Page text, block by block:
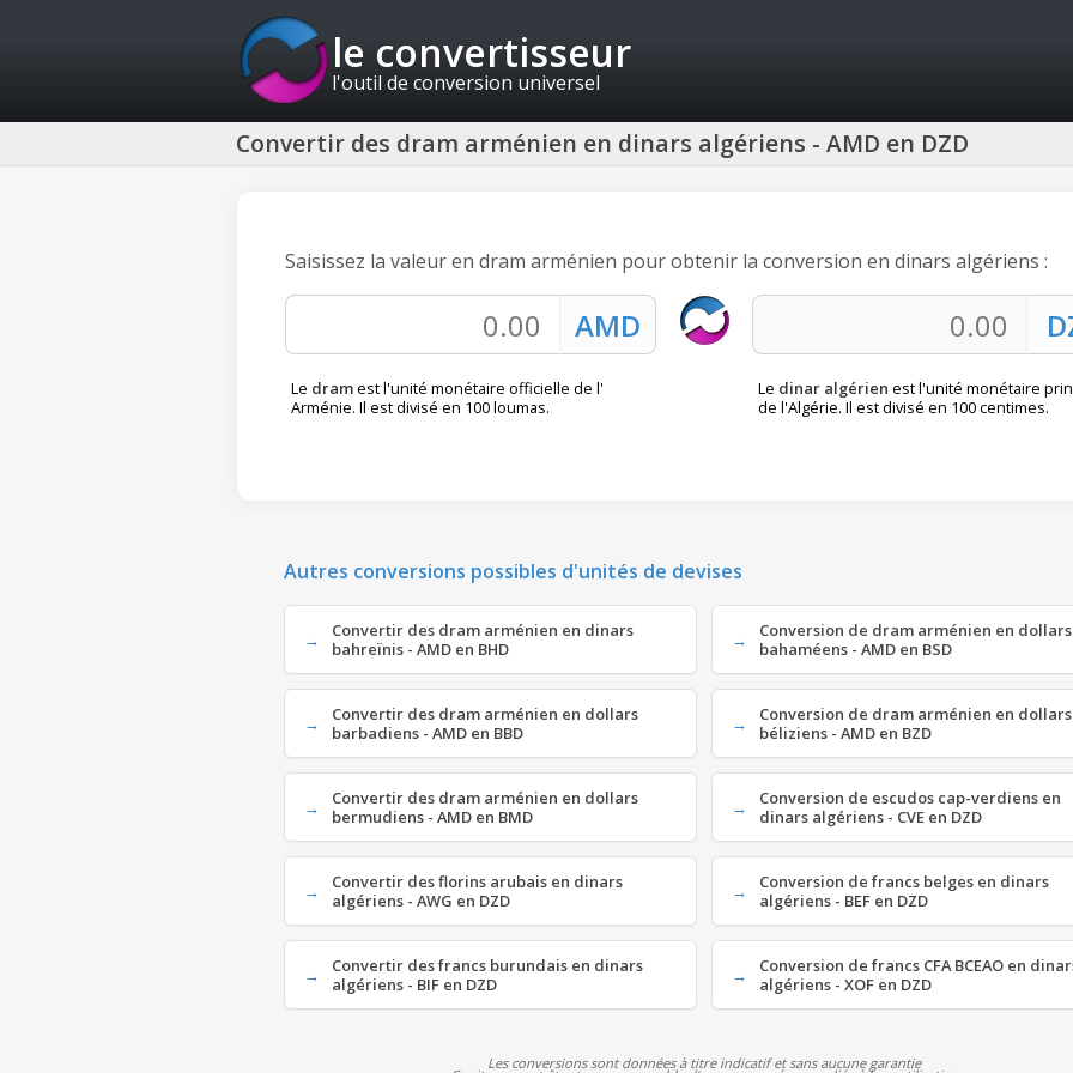
le convertisseur
l'outil de conversion universel
Convertir des dram arménien en dinars algériens - AMD en DZD
Saisissez la valeur en dram arménien pour obtenir la conversion en dinars algériens :
Le dramest l'unité monétaire officielle de l'
Arménie. Il est divisé en 100 loumas.
Le dinar algérien est l'unité monétaire
de l'Algérie. Il est divisé en 100 centimes.
Autres conversions possibles d'unités de devises
Convertir des dram arménien en dinars
bahreïnis - AMD en BHD
Conversion de dram arménien en dollars
bahaméens - AMD en BSD
Convertir des dram arménien en dollars
barbadiens - AMD en BBD
Conversion de dram arménien en dollars
béliziens - AMD en BZD
Convertir des dram arménien en dollars
bermudiens - AMD en BMD
Conversion de escudos cap-verdiens en
dinars algériens - CVE en DZD
Convertir des florins arubais en dinars
algériens - AWG en DZD
Conversion de francs belges en dinars
algériens - BEF en DZD
Convertir des francs burundais en dinars
algériens - BIF en DZD
Conversion de francs CFA BCEAO en
algériens - XOF en DZD
Les conversions sont données à titre indicatif et sans aucune garantie